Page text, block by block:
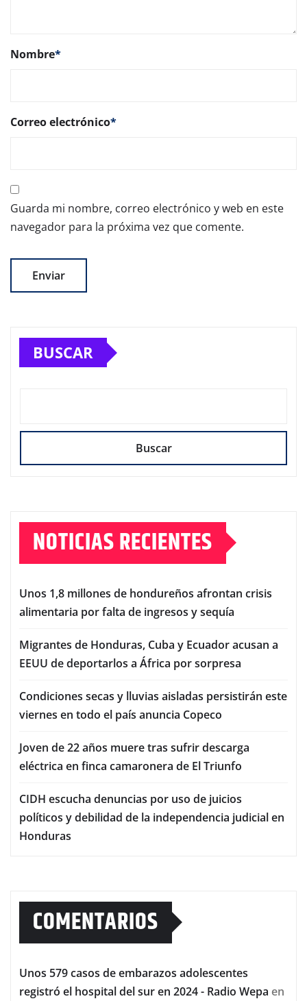
Nombre*
Correo electrónico*
Guarda mi nombre, correo electrónico y web en este
navegador para la próxima vez que comente.
BUSCAR
Buscar
NOTICIAS RECIENTES
Unos 1,8 millones de hondureños afrontan crisis
alimentaria por falta de ingresos y sequía
Migrantes de Honduras, Cuba y Ecuador acusan a
EEUU de deportarlos a África por sorpresa
Condiciones secas y lluvias aisladas persistirán este
viernes en todo el país anuncia Copeco
Joven de 22 años muere tras sufrir descarga
eléctrica en finca camaronera de El Triunfo
CIDH escucha denuncias por uso de juicios
políticos y debilidad de la independencia judicial en
Honduras
COMENTARIOS
Unos 579 casos de embarazos adolescentes
registró el hospital del sur en 2024 - Radio Wepa en